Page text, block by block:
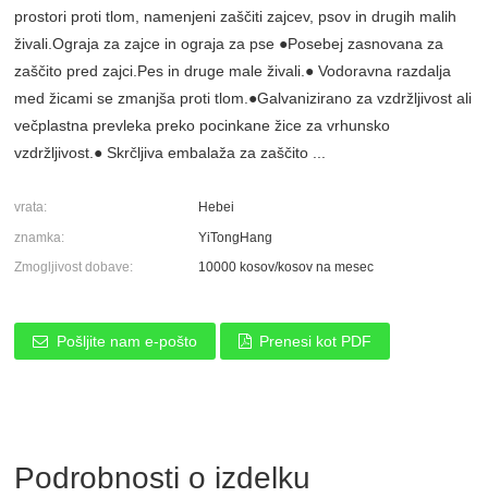
prostori proti tlom, namenjeni zaščiti zajcev, psov in drugih malih
živali.Ograja za zajce in ograja za pse ●Posebej zasnovana za
zaščito pred zajci.Pes in druge male živali.● Vodoravna razdalja
med žicami se zmanjša proti tlom.●Galvanizirano za vzdržljivost ali
večplastna prevleka preko pocinkane žice za vrhunsko
vzdržljivost.● Skrčljiva embalaža za zaščito ...
vrata:
Hebei
znamka:
YiTongHang
Zmogljivost dobave:
10000 kosov/kosov na mesec
Pošljite nam e-pošto Prenesi kot PDF
Podrobnosti o izdelku